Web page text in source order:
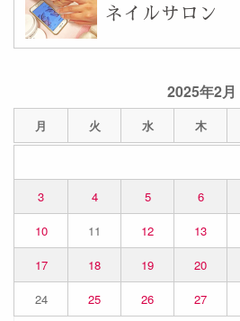
2025年2月
月 火 水 木
3
4 5 6
10
11 12 13
17
18 19 20
24
25 26 27
ネイルサロン